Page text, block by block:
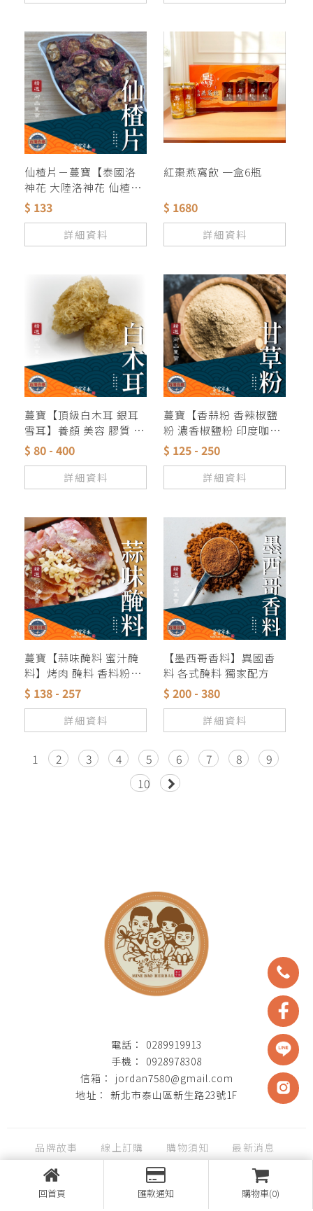
仙楂片－蔓寶【泰國洛
神花 大陸洛神花 仙楂片
特級烏梅 】養生 促進新
陳代謝 保健美顏 夏天聖
品 山楂 酸梅湯 烏梅 花
茶
$ 133
詳細資料
紅棗燕窩飲 一盒6瓶
$ 1680
詳細資料
蔓寶【頂級白木耳 銀耳
雪耳】養顏 美容 膠質 黃
大花 夏天甜品
$ 80 - 400
詳細資料
蔓寶【香蒜粉 香辣椒鹽
粉 濃香椒鹽粉 印度咖哩
粉 甘草粉】各式料理香
料粉類湯底 獨家配方
$ 125 - 250
詳細資料
蔓寶【蒜味醃料 蜜汁醃
料】烤肉 醃料 香料粉獨
家配方
$ 138 - 257
詳細資料
【墨西哥香料】異國香
料 各式醃料 獨家配方
$ 200 - 380
詳細資料
1 2 3 4 5 6 7 8
9
10
回首頁 匯款通知 購物車(0)
0289919913
0928978308
jordan7580@gmail.com
新北市泰山區新生路23號1F
品牌故事 線上訂購 購物須知
最新消息
聯絡我們
台北乾貨批發 台北中藥材批發 台北辛香料批發
中藥食材批發